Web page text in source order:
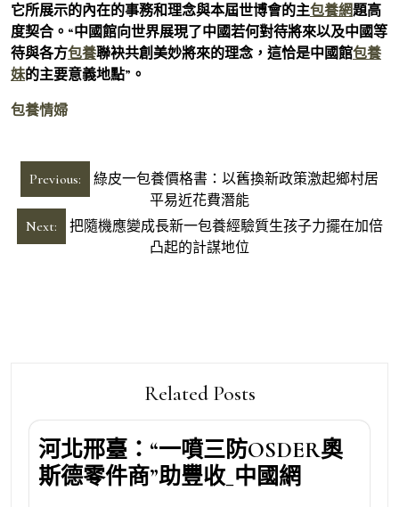
它所展示的內在的事務和理念與本屆世博會的主包養網題高
度契合。“中國館向世界展現了中國若何對待將來以及中國等
待與各方包養聯袂共創美妙將來的理念，這恰是中國館包養
妹的主要意義地點”。
包養情婦
文
章
導
Previous:
綠皮一包養價格書：以舊換新政策激起鄉村居
平易近花費潛能
Next:
把隨機應變成長新一包養經驗質生孩子力擺在加倍
凸起的計謀地位
Related Posts
河北邢臺：“一噴三防OSDER奧
斯德零件商”助豐收_中國網